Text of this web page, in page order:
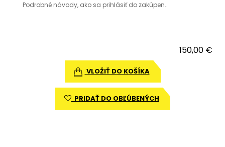
Podrobné návody, ako sa prihlásiť do zakúpen..
150,00 €
VLOŽIŤ DO KOŠÍKA
PRIDAŤ DO OBĽÚBENÝCH